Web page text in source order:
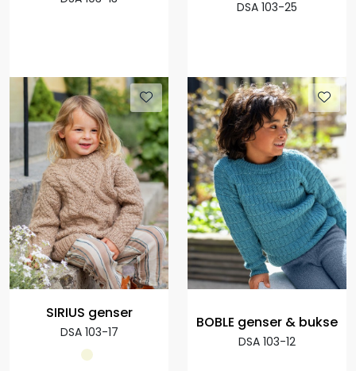
DSA 103-25
SIRIUS genser
DSA 103-17
BOBLE genser & bukse
DSA 103-12